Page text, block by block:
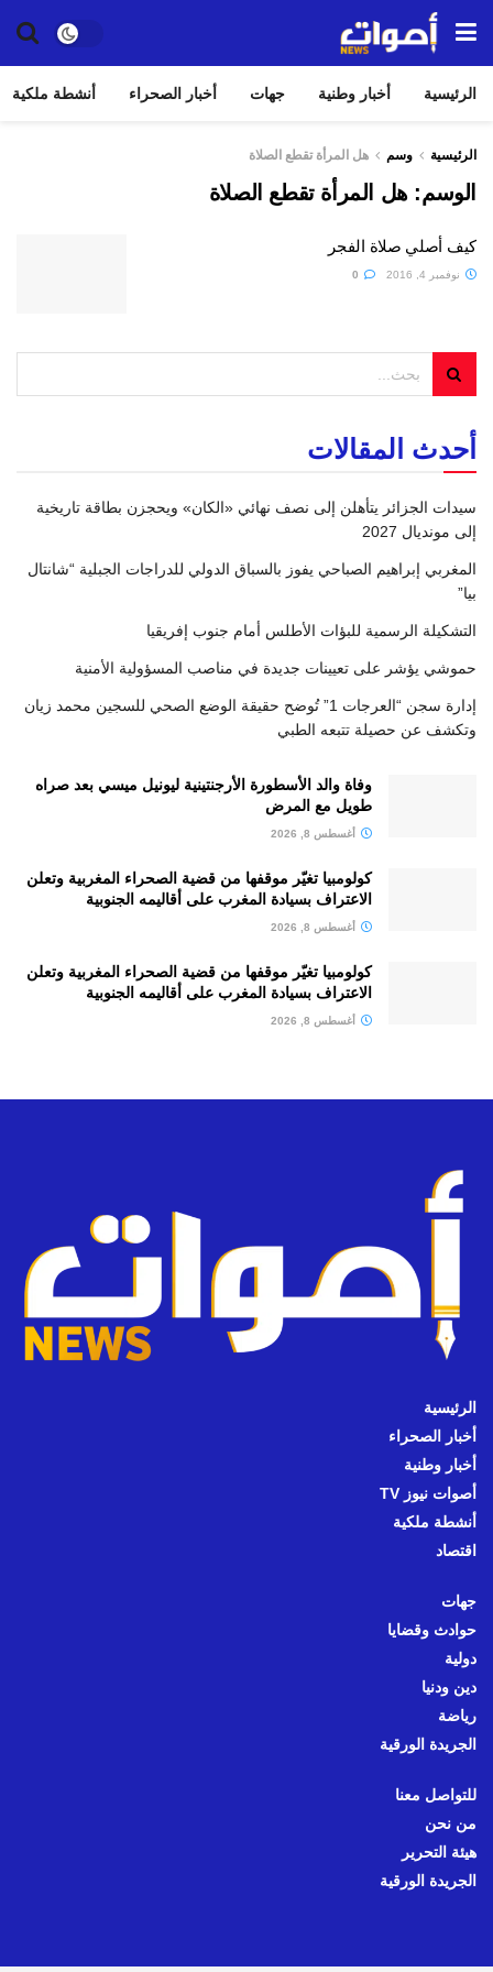
الرئيسية أخبار وطنية جهات أخبار الصحراء أنشطة ملكية
الرئيسية وسم هل المرأة تقطع الصلاة
الوسم:هل المرأة تقطع الصلاة
كيف أصلي صلاة الفجر
نوفمبر 4, 2016
أحدث المقالات
سيدات الجزائر يتأهلن إلى نصف نهائي «الكان» ويحجزن بطاقة تاريخية
إلى مونديال 2027
المغربي إبراهيم الصباحي يفوز بالسباق الدولي للدراجات الجبلية “شانتال
بيا”
التشكيلة الرسمية للبؤات الأطلس أمام جنوب إفريقيا
حموشي يؤشر على تعيينات جديدة في مناصب المسؤولية الأمنية
إدارة سجن “العرجات 1” تُوضح حقيقة الوضع الصحي للسجين محمد زيان
وتكشف عن حصيلة تتبعه الطبي
وفاة والد الأسطورة الأرجنتينية ليونيل ميسي بعد صراه
طويل مع المرض
أغسطس 8, 2026
كولومبيا تغيّر موقفها من قضية الصحراء المغربية وتعلن
الاعتراف بسيادة المغرب على أقاليمه الجنوبية
أغسطس 8, 2026
كولومبيا تغيّر موقفها من قضية الصحراء المغربية وتعلن
الاعتراف بسيادة المغرب على أقاليمه الجنوبية
أغسطس 8, 2026
الرئيسية
أخبار الصحراء
أخبار وطنية
أصوات نيوز TV
أنشطة ملكية
اقتصاد
جهات
حوادث وقضايا
دولية
دين ودنيا
رياضة
الجريدة الورقية
للتواصل معنا
من نحن
هيئة التحرير
الجريدة الورقية